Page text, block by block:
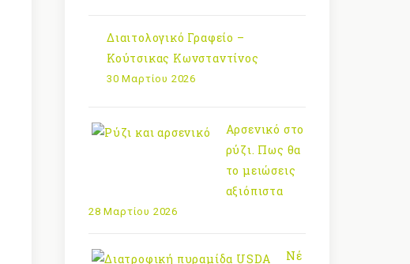
Διαιτολογικό Γραφείο –
Κούτσικας Κωνσταντίνος
30 Μαρτίου 2026
Αρσενικό στο
ρύζι. Πως θα
το μειώσεις
αξιόπιστα
28 Μαρτίου 2026
Νέ